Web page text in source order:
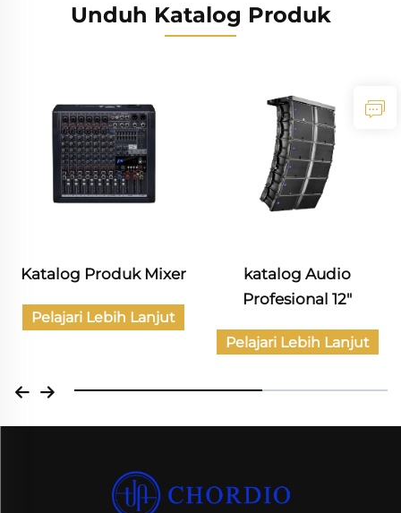
Unduh Katalog Produk
Katalog Produk Mixer
Pelajari Lebih Lanjut
katalog Audio
Profesional 12"
Pelajari Lebih Lanjut